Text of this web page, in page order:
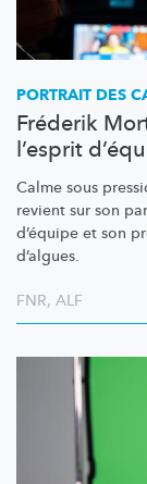
PORTRAIT DES
Fréderik
l’esprit
Calme sous
revient sur son
d’équipe et son
d’algues.
FNR, ALF